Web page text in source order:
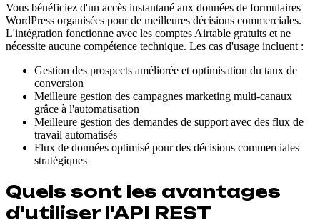
Vous bénéficiez d'un accès instantané aux données de formulaires
WordPress organisées pour de meilleures décisions commerciales.
L'intégration fonctionne avec les comptes Airtable gratuits et ne
nécessite aucune compétence technique. Les cas d'usage incluent :
Gestion des prospects améliorée et optimisation du taux de
conversion
Meilleure gestion des campagnes marketing multi-canaux
grâce à l'automatisation
Meilleure gestion des demandes de support avec des flux de
travail automatisés
Flux de données optimisé pour des décisions commerciales
stratégiques
Quels sont les avantages
d'utiliser l'API REST